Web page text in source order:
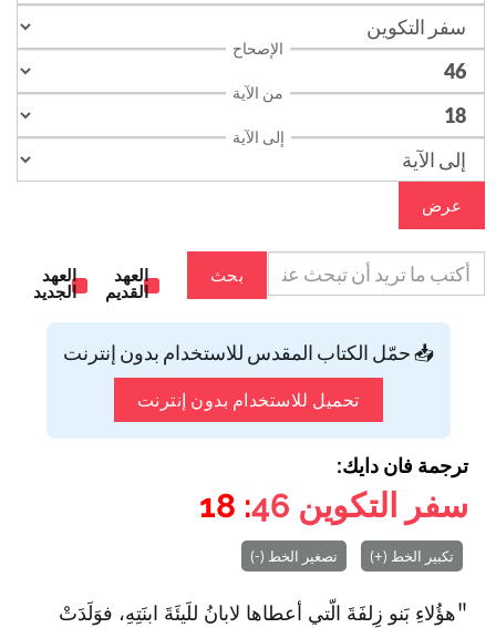
الإصحاح
من الآية
إلى الآية
عرض
بحث
العهد
القديم
العهد
الجديد
📥 حمّل الكتاب المقدس للاستخدام بدون إنترنت
تحميل للاستخدام بدون إنترنت
ترجمة فان دايك:
سفر التكوين 46
: 18
تكبير الخط (+) تصغير الخط (-)
"هؤُلاءِ بَنو زِلفَةَ الّتي أعطاها لابانُ للَيئَةَ ابنَتِهِ، فوَلَدَتْ